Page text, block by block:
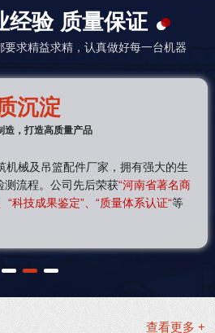
经验 质量保证
求精益求精，认真做好每一台机器
沉淀
造，打造高质量产品
机械及吊篮配件厂家，拥有强大的生
测流程。公司先后荣获“河南省著名商
“科技成果鉴定”、“质量体系认证“等
1 2 3
查看更多 +